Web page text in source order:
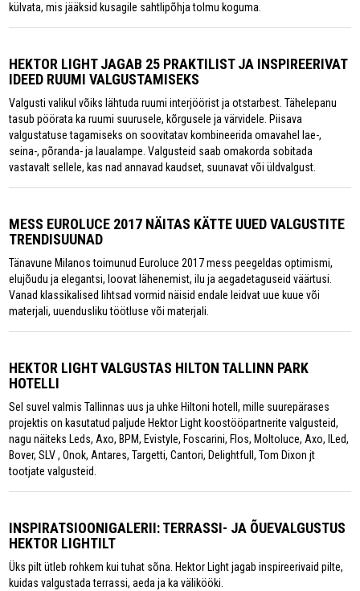
külvata, mis jääksid kusagile sahtlipõhja tolmu koguma.
HEKTOR LIGHT JAGAB 25 PRAKTILIST JA INSPIREERIVAT
IDEED RUUMI VALGUSTAMISEKS
Valgusti valikul võiks lähtuda ruumi interjöörist ja otstarbest. Tähelepanu
tasub pöörata ka ruumi suurusele, kõrgusele ja värvidele. Piisava
valgustatuse tagamiseks on soovitatav kombineerida omavahel lae-,
seina-, põranda- ja laualampe. Valgusteid saab omakorda sobitada
vastavalt sellele, kas nad annavad kaudset, suunavat või üldvalgust.
MESS EUROLUCE 2017 NÄITAS KÄTTE UUED VALGUSTITE
TRENDISUUNAD
Tänavune Milanos toimunud Euroluce 2017 mess peegeldas optimismi,
elujõudu ja elegantsi, loovat lähenemist, ilu ja aegadetaguseid väärtusi.
Vanad klassikalised lihtsad vormid näisid endale leidvat uue kuue või
materjali, uuendusliku töötluse või materjali.
HEKTOR LIGHT VALGUSTAS HILTON TALLINN PARK
HOTELLI
Sel suvel valmis Tallinnas uus ja uhke Hiltoni hotell, mille suurepärases
projektis on kasutatud paljude Hektor Light koostööpartnerite valgusteid,
nagu näiteks Leds, Axo, BPM, Evistyle, Foscarini, Flos, Moltoluce, Axo, ILed,
Bover, SLV , Onok, Antares, Targetti, Cantori, Delightfull, Tom Dixon jt
tootjate valgusteid.
INSPIRATSIOONIGALERII: TERRASSI- JA ÕUEVALGUSTUS
HEKTOR LIGHTILT
Üks pilt ütleb rohkem kui tuhat sõna. Hektor Light jagab inspireerivaid pilte,
kuidas valgustada terrassi, aeda ja ka välikööki.